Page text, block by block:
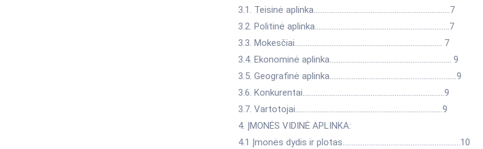
3.1. Teisinė aplinka……………..……………..……………..…………………..7
3.2. Politinė aplinka……………..……………..……………..………………….7
3.3. Mokesčiai……………..……………..……………..……………………….. 7
3.4. Ekonominė aplinka……………..……………..……………..…………… 9
3.5. Geografinė aplinka……………..……………..……………..………………9
3.6. Konkurentai……………..……………..……………..……………………..9
3.7. Vartotojai……………..……………..……………..……………..…………9
4. ĮMONĖS VIDINĖ APLINKA:
4.1 Įmonės dydis ir plotas……………..……………..……………..………….10